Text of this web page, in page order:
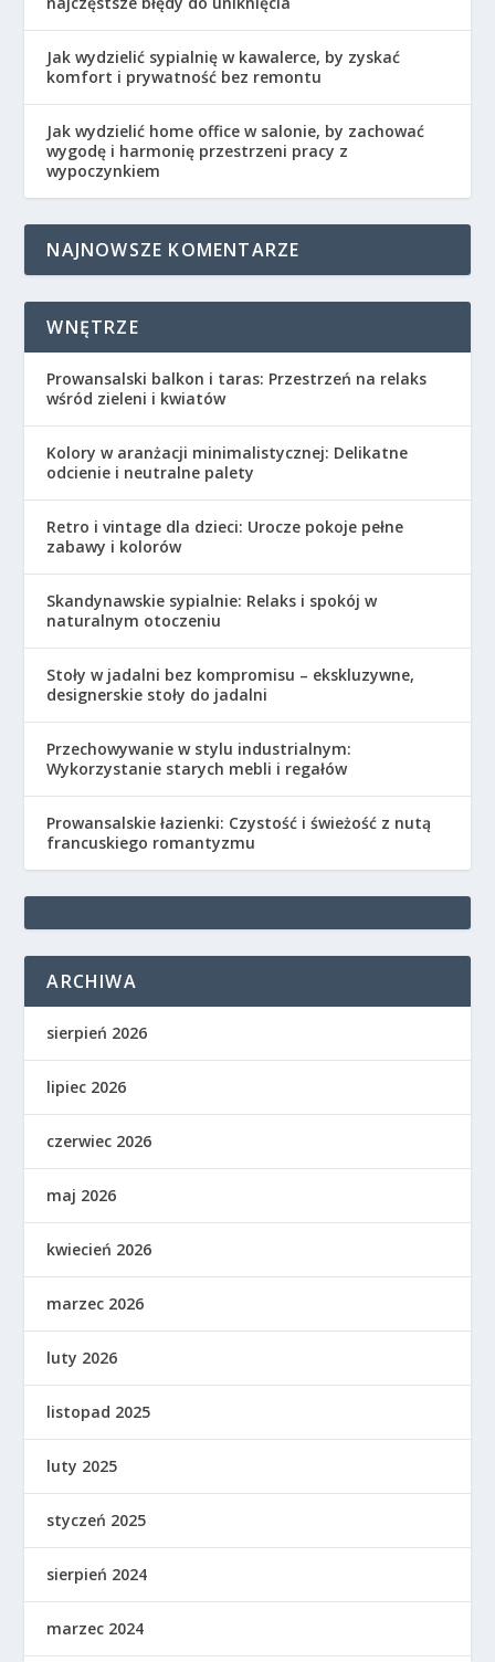
Jak wydzielić sypialnię w kawalerce, by zyskać
komfort i prywatność bez remontu
Jak wydzielić home office w salonie, by zachować
wygodę i harmonię przestrzeni pracy z
wypoczynkiem
NAJNOWSZE KOMENTARZE
WNĘTRZE
Prowansalski balkon i taras: Przestrzeń na relaks
wśród zieleni i kwiatów
Kolory w aranżacji minimalistycznej: Delikatne
odcienie i neutralne palety
Retro i vintage dla dzieci: Urocze pokoje pełne
zabawy i kolorów
Skandynawskie sypialnie: Relaks i spokój w
naturalnym otoczeniu
Stoły w jadalni bez kompromisu – ekskluzywne,
designerskie stoły do jadalni
Przechowywanie w stylu industrialnym:
Wykorzystanie starych mebli i regałów
Prowansalskie łazienki: Czystość i świeżość z nutą
francuskiego romantyzmu
ARCHIWA
sierpień 2026
lipiec 2026
czerwiec 2026
maj 2026
kwiecień 2026
marzec 2026
luty 2026
listopad 2025
luty 2025
styczeń 2025
sierpień 2024
marzec 2024